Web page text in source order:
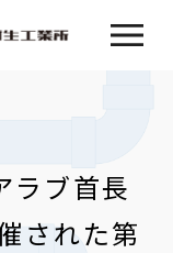
ラブ首長
された第